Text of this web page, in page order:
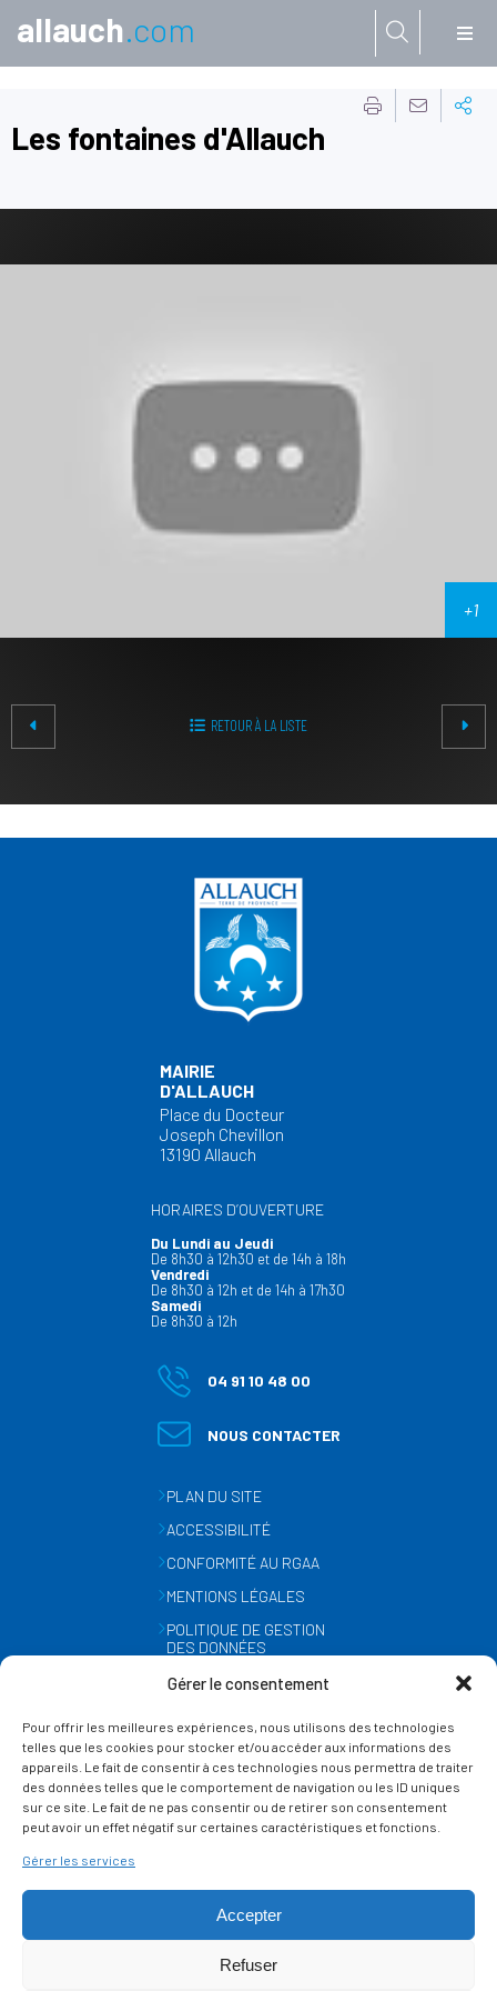
Gérer le consentement
Pour offrir les meilleures expériences, nous utilisons des technologies
telles que les cookies pour stocker et/ou accéder aux informations des
appareils. Le fait de consentir à ces technologies nous permettra de traiter
des données telles que le comportement de navigation ou les ID uniques
sur ce site. Le fait de ne pas consentir ou de retirer son consentement
peut avoir un effet négatif sur certaines caractéristiques et fonctions.
Gérer les services
Accepter
Refuser
allauch.com
Les fontaines d'Allauch
RETOUR À LA LISTE
MAIRIE
D'ALLAUCH
Place du Docteur
Joseph Chevillon
13190 Allauch
HORAIRES D’OUVERTURE
Du Lundi au Jeudi
De 8h30 à 12h30 et de 14h à 18h
Vendredi
De 8h30 à 12h et de 14h à 17h30
Samedi
De 8h30 à 12h
04 91 10 48 00
NOUS CONTACTER
PLAN DU SITE
ACCESSIBILITÉ
CONFORMITÉ AU RGAA
MENTIONS LÉGALES
POLITIQUE DE GESTION
DES DONNÉES
GESTION DES COOKIES
SUIVEZ-NOUS
SUR LES RÉSEAUX